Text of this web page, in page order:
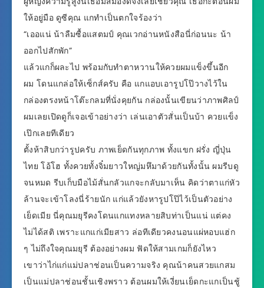
ให้อยู่มือ ดูซีคุณ แกทำเป็นตกใจร้องว่า
“เออแน่ น้าลืมซื้อแสตมป์ คุณเวกอ่านหนังสือนี่ก่อนนะ น้า
ออกไปสักพัก”
แล้วแกก็ผละไป พร้อมกับทำตาหวานให้ควยผมแข็งขึ้นอีก
ผม โดนแกล่อให้เซ็กส์ครับ คือ แกแอบเอารูปโป๊วางไว้ใน
กล่องตรงหน้าโต๊ะกลมที่นั่งคุยกัน กล่องนั้นเขียนว่าภาพศิลป์
ผมเลยเปิดดูก็เจอเข้าอย่างว่า เล่นเอาตัวสั่นเป็นบ้า ควยแข็ง
เป๊กเลยทีเดียว
ตั้งห้าสิบกว่ารูปครับ ภาพเย็ดกันทุกภาพ ทั้งแขก ฝรั่ง ญี่ปุ่น
ไทย โอ้โฮ ทั้งควยทั้งจิ๋มยาวใหญ่มหึมาด้วยกันทั้งนั้น ผมรีบดู
จนหมด รีบเก็บมือไม้สั่นกลัวแกจะกลับมาเห็น คิดว่าตาแก่หัว
ล้านจะเข้าโลงนี่ร้ายนัก แก่แล้วยังหารูปโป๊ไว้เป็นตัวอย่าง
เย็ดเมีย นี่คุณมยุรีคงโดนแกแทงหลายสิบท่าเป็นแน่ แต่คง
ไม่ได้สติ เพราะแกแก่เมียสาว ล่อทีเดียวคงนอนแผ่หอบแฮ่ก
ๆ ไม่ถึงใจคุณมยุรี ต้องอย่างผม ฟัดให้สามเกมก็ยังไหว
เขาว่าไก่แก่แม่ปลาช่อนเป็นความจริง คุณน้าคนสวยแกสม
เป็นแม่ปลาช่อนชั้นเชิงพราว ต้อนผมให้เงี่ยนเย็ดกะแกเป็นชู้